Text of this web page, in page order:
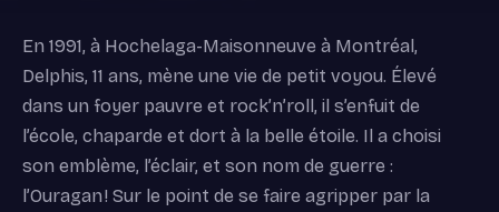
En 1991, à Hochelaga-Maisonneuve à Montréal,
Delphis, 11 ans, mène une vie de petit voyou. Élevé
dans un foyer pauvre et rock’n’roll, il s’enfuit de
l’école, chaparde et dort à la belle étoile. Il a choisi
son emblème, l’éclair, et son nom de guerre :
l’Ouragan ! Sur le point de se faire agripper par la